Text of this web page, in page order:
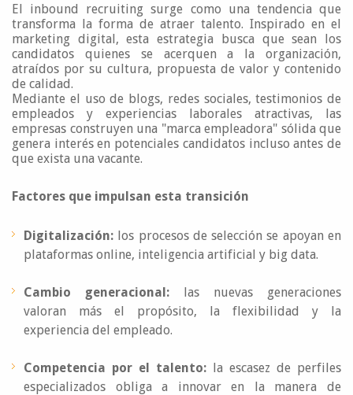
El inbound recruiting surge como una tendencia que
transforma la forma de atraer talento. Inspirado en el
marketing digital, esta estrategia busca que sean los
candidatos quienes se acerquen a la organización,
atraídos por su cultura, propuesta de valor y contenido
de calidad.
Mediante el uso de blogs, redes sociales, testimonios de
empleados y experiencias laborales atractivas, las
empresas construyen una "marca empleadora" sólida que
genera interés en potenciales candidatos incluso antes de
que exista una vacante.
Factores que impulsan esta transición
Digitalización: los procesos de selección se apoyan en
plataformas online, inteligencia artificial y big data.
Cambio generacional: las nuevas generaciones
valoran más el propósito, la flexibilidad y la
experiencia del empleado.
Competencia por el talento: la escasez de perfiles
especializados obliga a innovar en la manera de